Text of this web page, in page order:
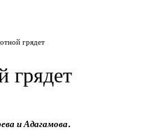
грядет
грядет
и Адагамова.